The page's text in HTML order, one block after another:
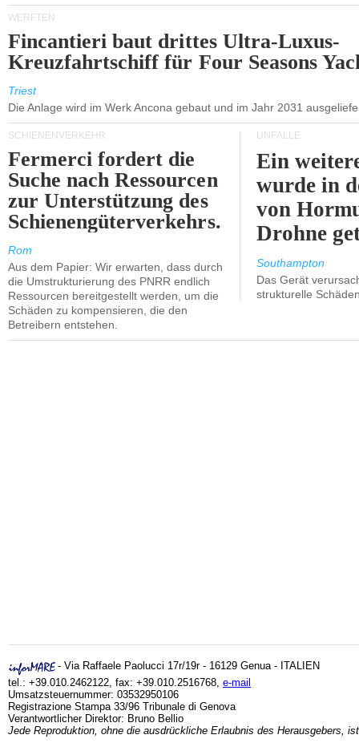
WERFTEN
Fincantieri baut drittes Ultra-Luxus-
Kreuzfahrtschiff für Four Seasons
Triest
Die Anlage wird im Werk Ancona gebaut und im Jahr 2031
SCHIENENVERKEHR
Fermerci fordert die
Suche nach Ressourcen
zur Unterstützung des
Schienengüterverkehrs.
Rom
Aus dem Papier: Wir erwarten, dass durch
die Umstrukturierung des PNRR endlich
Ressourcen bereitgestellt werden, um die
Schäden zu kompensieren, die den
Betreibern entstehen.
UNFÄLLE
Ein
wurde in
von
Drohne
Southampton
Das Gerät
strukturelle
- Via Raffaele Paolucci 17r/19r - 16129 Genua - ITALIEN
tel.: +39.010.2462122, fax: +39.010.2516768, e-mail
Umsatzsteuernummer: 03532950106
Registrazione Stampa 33/96 Tribunale di Genova
Verantwortlicher Direktor: Bruno Bellio
Jede Reproduktion, ohne die ausdrückliche Erlaubnis des Herausgebers,